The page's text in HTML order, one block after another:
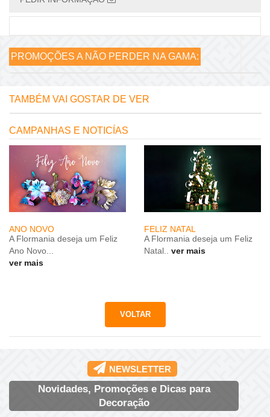
PROMOÇÕES A NÃO PERDER NA GAMA:
TAMBÉM VAI GOSTAR DE VER
CAMPANHAS E NOTICÍAS
ANO NOVO
A Flormania deseja um Feliz
Ano Novo...
ver mais
FELIZ NATAL
A Flormania deseja um Feliz
Natal..
ver mais
NEWSLETTER
Novidades, Promoções e Dicas para
Decoração